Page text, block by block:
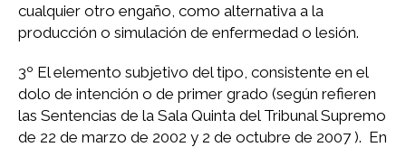
cualquier otro engaño, como alternativa a la
producción o simulación de enfermedad o lesión.
3º El elemento subjetivo del tipo, consistente en el
dolo de intención o de primer grado (según refieren
las Sentencias de la Sala Quinta del Tribunal Supremo
de 22 de marzo de 2002 y 2 de octubre de 2007 ). En